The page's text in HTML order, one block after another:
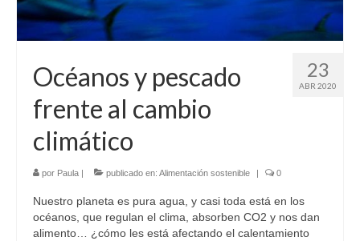
Sobre mí
Contacto
23
ABR 2020
Océanos y pescado
frente al cambio
climático
por Paula | publicado en: Alimentación sostenible | 0
Nuestro planeta es pura agua, y casi toda está en los
océanos, que regulan el clima, absorben CO2 y nos dan
alimento… ¿cómo les está afectando el calentamiento